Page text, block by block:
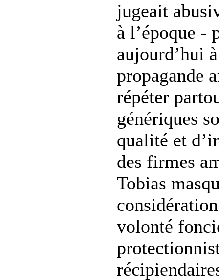
jugeait
à l’époque -
aujourd’hui
propagande
répéter
génériques
qualité et
des firmes
Tobias
volonté